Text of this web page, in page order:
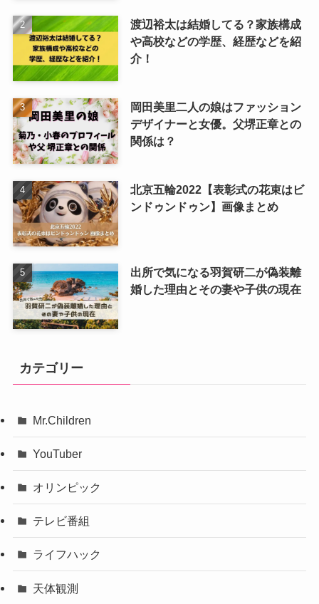
渡辺裕太は結婚してる？家族構成
や高校などの学歴、経歴などを紹
介！
岡田美里二人の娘はファッション
デザイナーと女優。父堺正章との
関係は？
北京五輪2022【表彰式の花束はビ
ンドゥンドゥン】画像まとめ
出所で気になる羽賀研二が偽装離
婚した理由とその妻や子供の現在
カテゴリー
Mr.Children
YouTuber
オリンピック
テレビ番組
ライフハック
天体観測